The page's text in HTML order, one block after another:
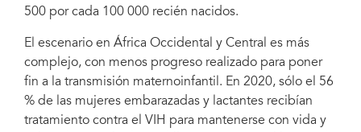
500 por cada 100 000 recién nacidos.
El escenario en África Occidental y Central es más
complejo, con menos progreso realizado para poner
fin a la transmisión maternoinfantil. En 2020, sólo el 56
% de las mujeres embarazadas y lactantes recibían
tratamiento contra el VIH para mantenerse con vida y